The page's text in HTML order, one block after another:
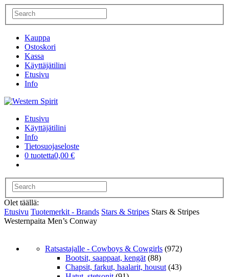
Kauppa
Ostoskori
Kassa
Käyttäjätilini
Etusivu
Info
Etusivu
Käyttäjätilini
Info
Tietosuojaseloste
0 tuotetta0,00 €
Olet täällä:
Etusivu Tuotemerkit - Brands Stars & Stripes Stars & Stripes
Westernpaita Men’s Conway
Ratsastajalle - Cowboys & Cowgirls (972)
Bootsit, saappaat, kengät (88)
Chapsit, farkut, haalarit, housut (43)